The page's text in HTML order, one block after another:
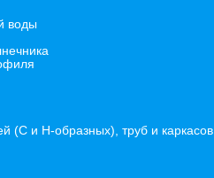
воды
(С и Н-образных), труб и каркасов